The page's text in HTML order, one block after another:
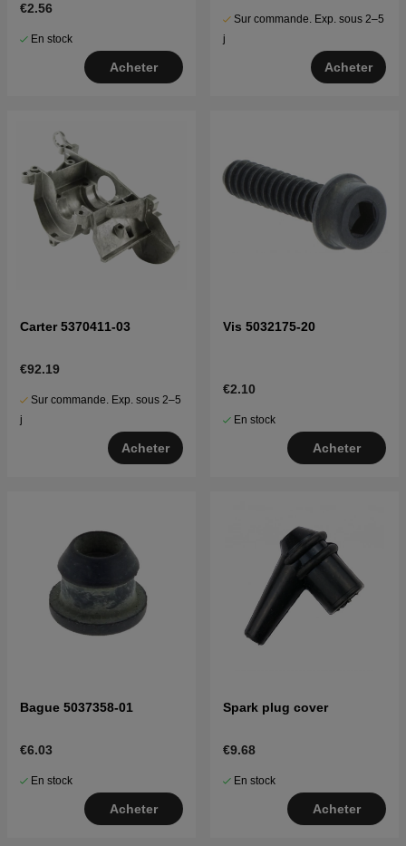
€2.56
En stock
Acheter
Sur commande. Exp. sous 2–5
j
Acheter
Carter 5370411-03
€92.19
Sur commande. Exp. sous 2–5
j
Acheter
Vis 5032175-20
€2.10
En stock
Acheter
Bague 5037358-01
€6.03
En stock
Acheter
Spark plug cover
€9.68
En stock
Acheter